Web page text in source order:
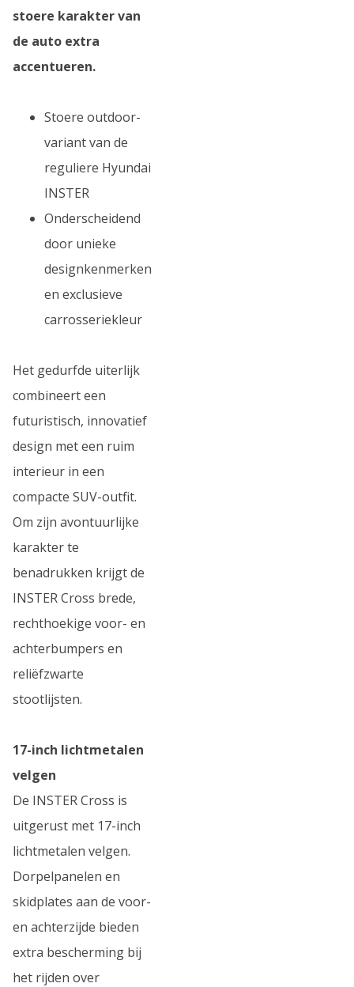
stoere karakter van
de auto extra
accentueren.
Stoere outdoor-
variant van de
reguliere Hyundai
INSTER
Onderscheidend
door unieke
designkenmerken
en exclusieve
carrosseriekleur
Het gedurfde uiterlijk
combineert een
futuristisch, innovatief
design met een ruim
interieur in een
compacte SUV-outfit.
Om zijn avontuurlijke
karakter te
benadrukken krijgt de
INSTER Cross brede,
rechthoekige voor- en
achterbumpers en
reliëfzwarte
stootlijsten.
17-inch lichtmetalen
velgen
De INSTER Cross is
uitgerust met 17-inch
lichtmetalen velgen.
Dorpelpanelen en
skidplates aan de voor-
en achterzijde bieden
extra bescherming bij
het rijden over